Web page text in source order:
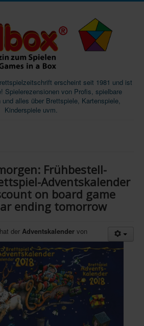
erscheint seit 1981 und ist
Spielerezensionen von Profis, spielbare
und alles über Brettspiele, Kartenspiele,
Kinderspiele uvm.
Special 2025
Frühbestell-
Adventskalender
on board game
ending tomorrow
der Adventskalender von